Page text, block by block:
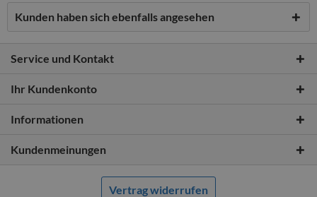
Kunden haben sich ebenfalls angesehen
Service und Kontakt
Ihr Kundenkonto
Informationen
Kundenmeinungen
Vertrag widerrufen